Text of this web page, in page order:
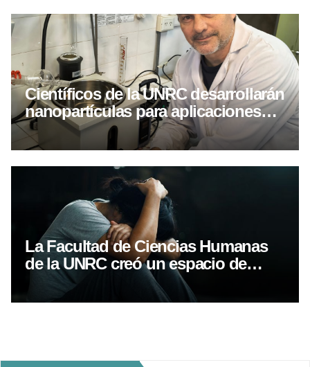
Científicos de la UNRC desarrollarán
nanopartículas para aplicaciones
biomédicas avanzadas
La Facultad de Ciencias Humanas
de la UNRC creó un espacio de
acompañamiento en salud mental